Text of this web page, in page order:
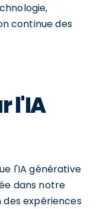
continue des
l'IA
l'IA générative
dans notre
des expériences